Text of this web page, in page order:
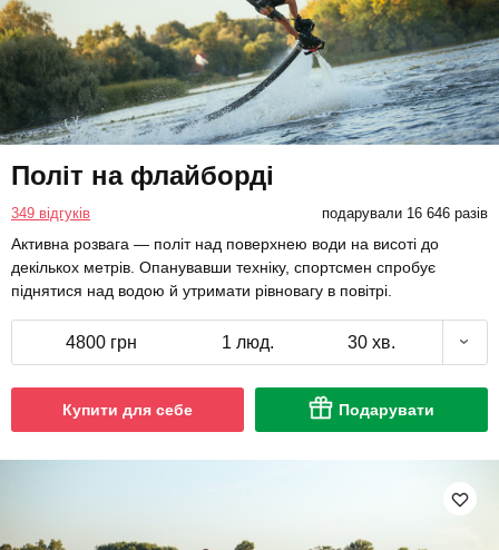
Політ на флайборді
349 відгуків подарували 16 646 разів
Активна розвага — політ над поверхнею води на висоті до
декількох метрів. Опанувавши техніку, спортсмен спробує
піднятися над водою й утримати рівновагу в повітрі.
4800 грн 1 люд. 30 хв.
Купити для себе Подарувати